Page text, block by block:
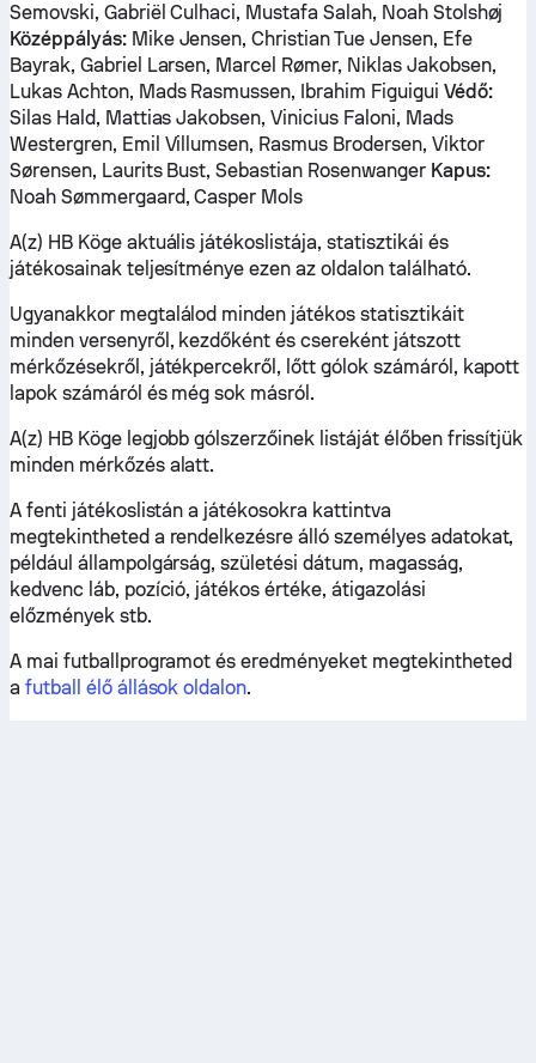
Semovski, Gabriël Culhaci, Mustafa Salah, Noah Stolshøj
Középpályás:Mike Jensen, Christian Tue Jensen, Efe
Bayrak, Gabriel Larsen, Marcel Rømer, Niklas Jakobsen,
Lukas Achton, Mads Rasmussen, Ibrahim Figuigui Védő:
Silas Hald, Mattias Jakobsen, Vinicius Faloni, Mads
Westergren, Emil Villumsen, Rasmus Brodersen, Viktor
Sørensen, Laurits Bust, Sebastian Rosenwanger Kapus:
Noah Sømmergaard, Casper Mols
A(z) HB Köge aktuális játékoslistája, statisztikái és
játékosainak teljesítménye ezen az oldalon található.
Ugyanakkor megtalálod minden játékos statisztikáit
minden versenyről, kezdőként és csereként játszott
mérkőzésekről, játékpercekről, lőtt gólok számáról, kapott
lapok számáról és még sok másról.
A(z) HB Köge legjobb gólszerzőinek listáját élőben frissítjük
minden mérkőzés alatt.
A fenti játékoslistán a játékosokra kattintva
megtekintheted a rendelkezésre álló személyes adatokat,
például állampolgárság, születési dátum, magasság,
kedvenc láb, pozíció, játékos értéke, átigazolási
előzmények stb.
A mai futballprogramot és eredményeket megtekintheted
a futball élő állások oldalon.